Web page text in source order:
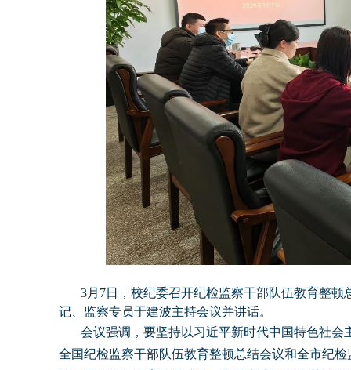
3月7日，校纪委召开纪检监察干部队伍教育整
记、监察专员于建波主持会议并讲话。
会议强调，要坚持以习近平新时代中国特色社
全国纪检监察干部队伍教育整顿总结会议和全市纪